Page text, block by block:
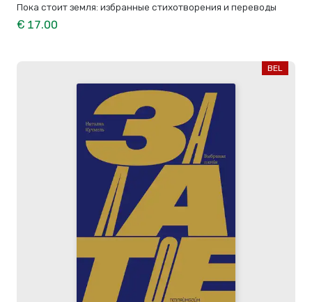
Пока стоит земля: избранные стихотворения и переводы
€ 17.00
BEL